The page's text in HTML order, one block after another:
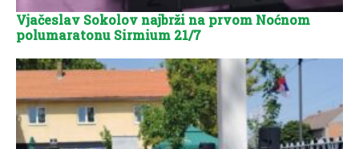
Vjačeslav Sokolov najbrži na prvom Noćnom
polumaratonu Sirmium 21/7